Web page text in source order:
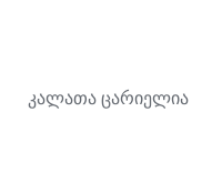
კალათა ცარიელია